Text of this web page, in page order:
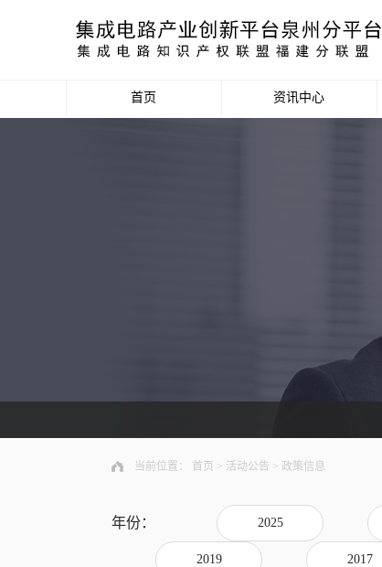
首页 资讯中心
当前位置： 首页 > 活动公告 > 政策信息
年份： 2025
2019 2017